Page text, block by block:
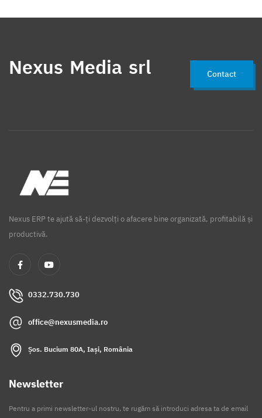
Nexus Media srl Contact
Nexus ERP te ajută să-ți dezvolți o afacere bine organizată, profitabilă și
productivă.
0332.730.730
office@nexusmedia.ro
Șos. Bucium 80A, Iași, România
Newsletter
Pentru a primi newsletter-ul nostru, te rugăm să introduci adresa ta de email